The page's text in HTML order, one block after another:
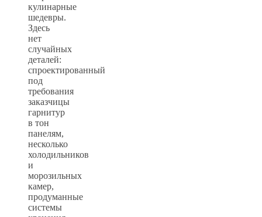
кулинарные
шедевры.
Здесь
нет
случайных
деталей:
спроектированный
под
требования
заказчицы
гарнитур
в тон
панелям,
несколько
холодильников
и
морозильных
камер,
продуманные
системы